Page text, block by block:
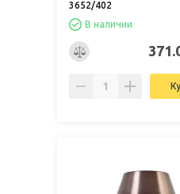
3652/402
В наличии